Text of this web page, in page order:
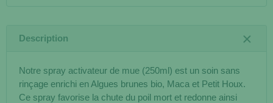
Description
Notre spray activateur de mue (250ml) est un soin sans
rinçage enrichi en Algues brunes bio, Maca et Petit Houx.
Ce spray favorise la chute du poil mort et redonne ainsi